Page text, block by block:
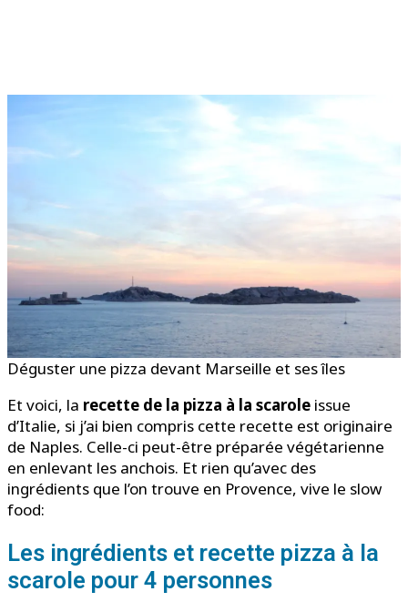
Déguster une pizza devant Marseille et ses îles
Et voici, la recette de la pizza à la scarole issue
d’Italie, si j’ai bien compris cette recette est originaire
de Naples. Celle-ci peut-être préparée végétarienne
en enlevant les anchois. Et rien qu’avec des
ingrédients que l’on trouve en Provence, vive le slow
food:
Les ingrédients et recette pizza à la
scarole pour 4 personnes